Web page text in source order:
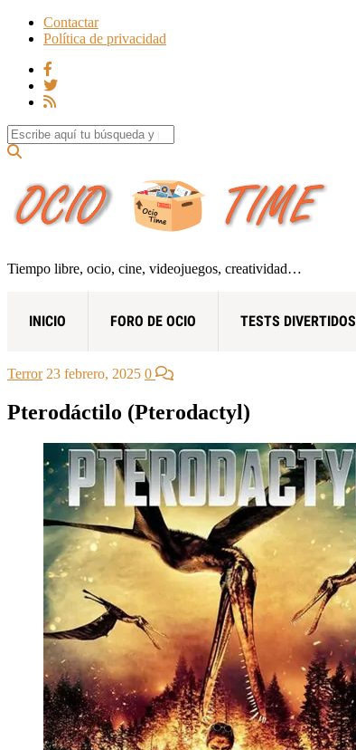
Contactar
Política de privacidad
Search for:
Tiempo libre, ocio, cine, videojuegos, creatividad…
INICIO FORO DE OCIO TESTS DIVERTIDOS
Terror 23 febrero, 2025 0
Pterodáctilo (Pterodactyl)